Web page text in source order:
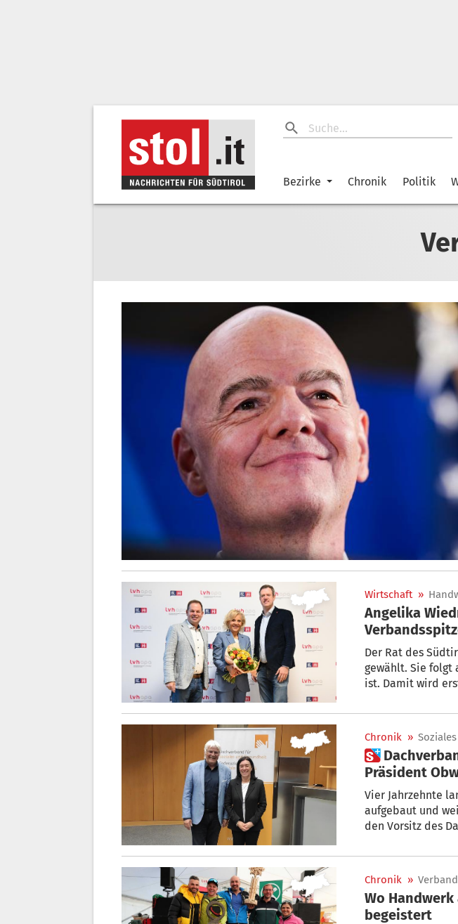
Bezirke Chronik Politik
Wirtschaft »
Angelika
Der Rat des
gewählt. Sie folgt
ist. Damit wird
Chronik » Soziales
 Dachverband für Soziales und Gesundheit: Scheidender
Präsident
Vier Jahrzehnte
aufgebaut und
den Vorsitz des
den Ruhestand.
Chronik » Verband
Wo
begeistert